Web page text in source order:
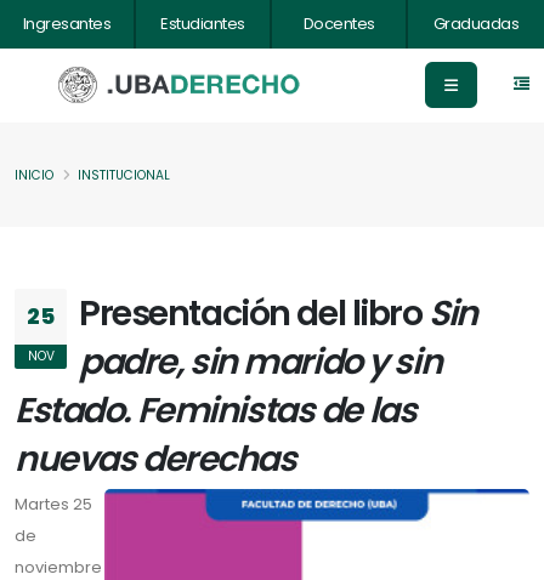
Ingresantes Estudiantes Docentes Graduadas
INICIO INSTITUCIONAL
25
NOV
Presentación del libroSin
padre, sin marido y sin
Estado. Feministas de las
nuevas derechas
Martes 25
de
noviembre